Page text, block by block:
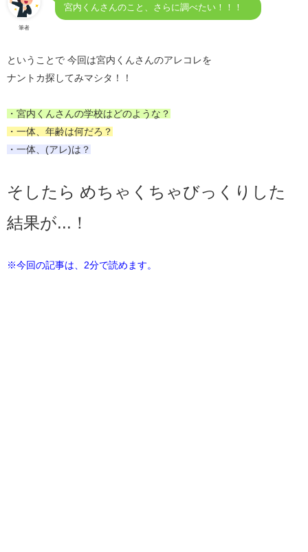
筆者
宮内くんさんのこと、さらに調べたい！！！
ということで 今回は宮内くんさんのアレコレを
ナントカ探してみマシタ！！
・宮内くんさんの学校はどのような？
・一体、年齢は何だろ？
・一体、(アレ)は？
そしたら めちゃくちゃびっくりした
結果が...！
※今回の記事は、2分で読めます。